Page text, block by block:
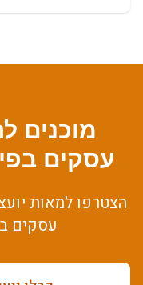
מוכנים
עסקים
הצטרפו למאות
עסקים